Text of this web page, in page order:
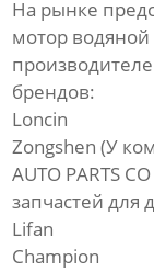
На рынке
мотор
брендов:
Loncin
Zongshen (У
AUTO PARTS
запчастей для
Lifan
Champion